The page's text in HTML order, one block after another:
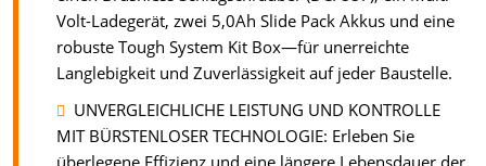
Volt-Ladegerät, zwei 5,0Ah Slide Pack Akkus und eine
robuste Tough System Kit Box—für unerreichte
Langlebigkeit und Zuverlässigkeit auf jeder Baustelle.
UNVERGLEICHLICHE LEISTUNG UND KONTROLLE
MIT BÜRSTENLOSER TECHNOLOGIE: Erleben Sie